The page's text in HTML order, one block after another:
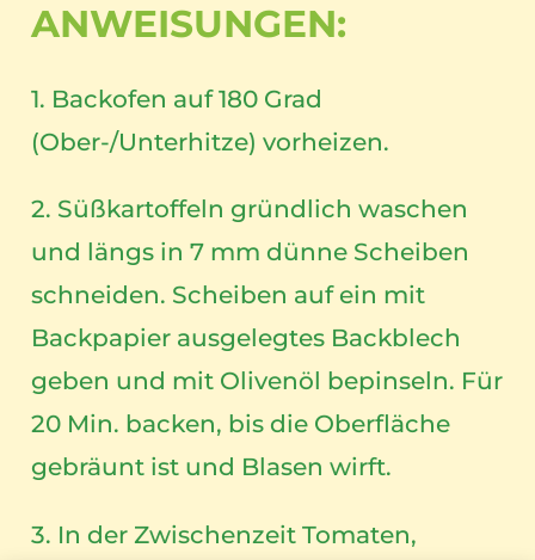
ANWEISUNGEN:
1. Backofen auf 180 Grad
(Ober-/Unterhitze) vorheizen.
2. Süßkartoffeln gründlich waschen
und längs in 7 mm dünne Scheiben
schneiden. Scheiben auf ein mit
Backpapier ausgelegtes Backblech
geben und mit Olivenöl bepinseln. Für
20 Min. backen, bis die Oberfläche
gebräunt ist und Blasen wirft.
3. In der Zwischenzeit Tomaten,